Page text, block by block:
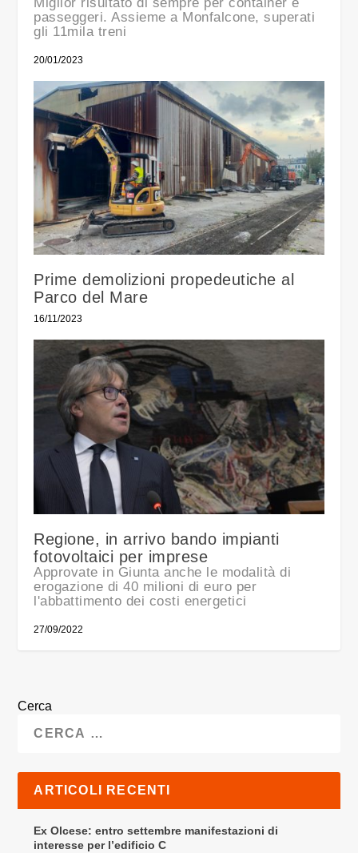
passeggeri. Assieme a Monfalcone, superati
gli 11mila treni
20/01/2023
Prime demolizioni propedeutiche al
Parco del Mare
16/11/2023
Regione, in arrivo bando impianti
fotovoltaici per imprese
Approvate in Giunta anche le modalità di
erogazione di 40 milioni di euro per
l'abbattimento dei costi energetici
27/09/2022
Cerca
ARTICOLI RECENTI
Ex Olcese: entro settembre manifestazioni di
interesse per l’edificio C